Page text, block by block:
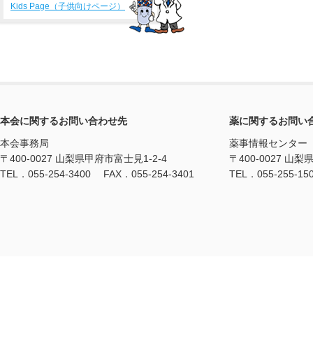
Kids Page（子供向けページ）
本会に関するお問い合わせ先
本会事務局
〒400-0027 山梨県甲府市富士見1-2-4
TEL．055-254-3400 FAX．055-254-3401
薬に関するお問い
薬事情報センター
〒400-0027 山梨
TEL．055-255-